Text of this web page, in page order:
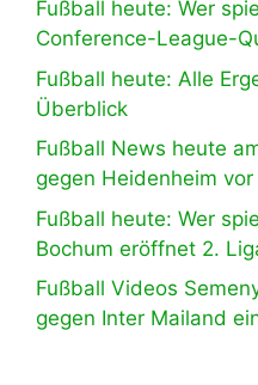
Fußball heute: Wer
Conference-League-
Fußball heute: Alle
Überblick
Fußball News heute
gegen Heidenheim
Fußball heute: Wer
Bochum eröffnet 2.
Fußball Videos
gegen Inter Mailand